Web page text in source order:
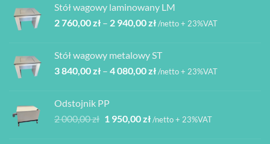
6
850,00 zł.
6
165,00 zł.
Stół wagowy laminowany LM
2 760,00zł – 2 940,00złZakres
2
760,00 zł
/netto + 23%VAT
Stół wagowy metalowy ST
3 840,00zł – 4 080,00złZakres
840,00 zł
/netto + 23%VAT
Odstojnik PP
2 000,00zł Pierwotna
1 950,00złAktualna
/netto + 23%VAT